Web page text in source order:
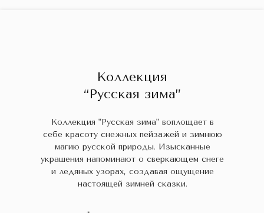
Коллекция
“Русская зима”
Коллекция "Русская зима" воплощает в
себе красоту снежных пейзажей и зимнюю
магию русской природы. Изысканные
украшения напоминают о сверкающем снеге
и ледяных узорах, создавая ощущение
настоящей зимней сказки.